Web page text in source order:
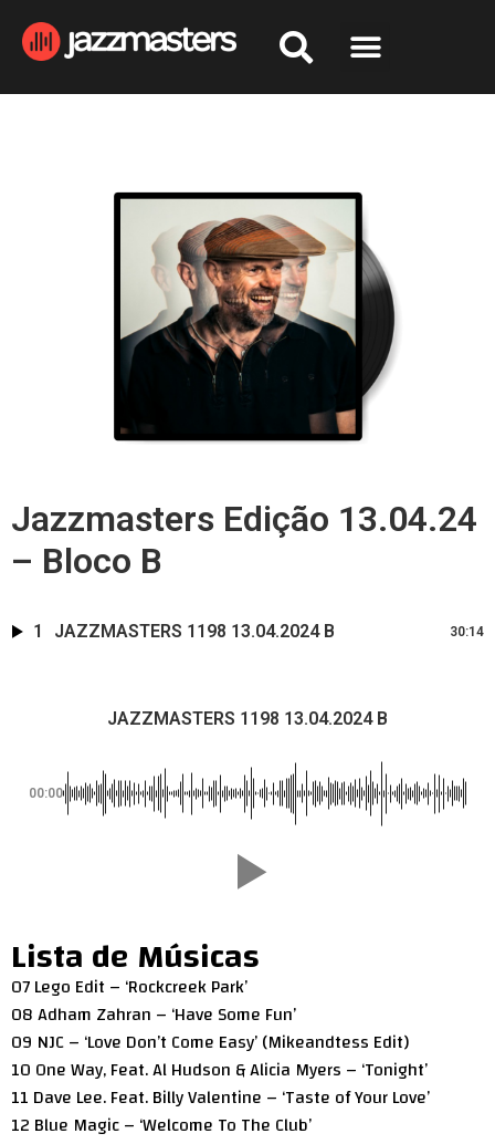
Jazzmasters Edição 13.04.24
– Bloco B
1 JAZZMASTERS 1198 13.04.2024 B 30:14
JAZZMASTERS 1198 13.04.2024 B
00:00
Lista de Músicas
07 Lego Edit – ‘Rockcreek Park’
08 Adham Zahran – ‘Have Some Fun’
09 NJC – ‘Love Don’t Come Easy’ (Mikeandtess Edit)
10 One Way, Feat. Al Hudson & Alicia Myers – ‘Tonight’
11 Dave Lee. Feat. Billy Valentine – ‘Taste of Your Love’
12 Blue Magic – ‘Welcome To The Club’